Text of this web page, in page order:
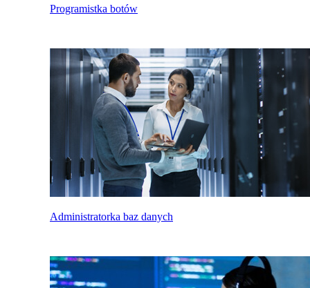
Programistka botów
Administratorka baz danych